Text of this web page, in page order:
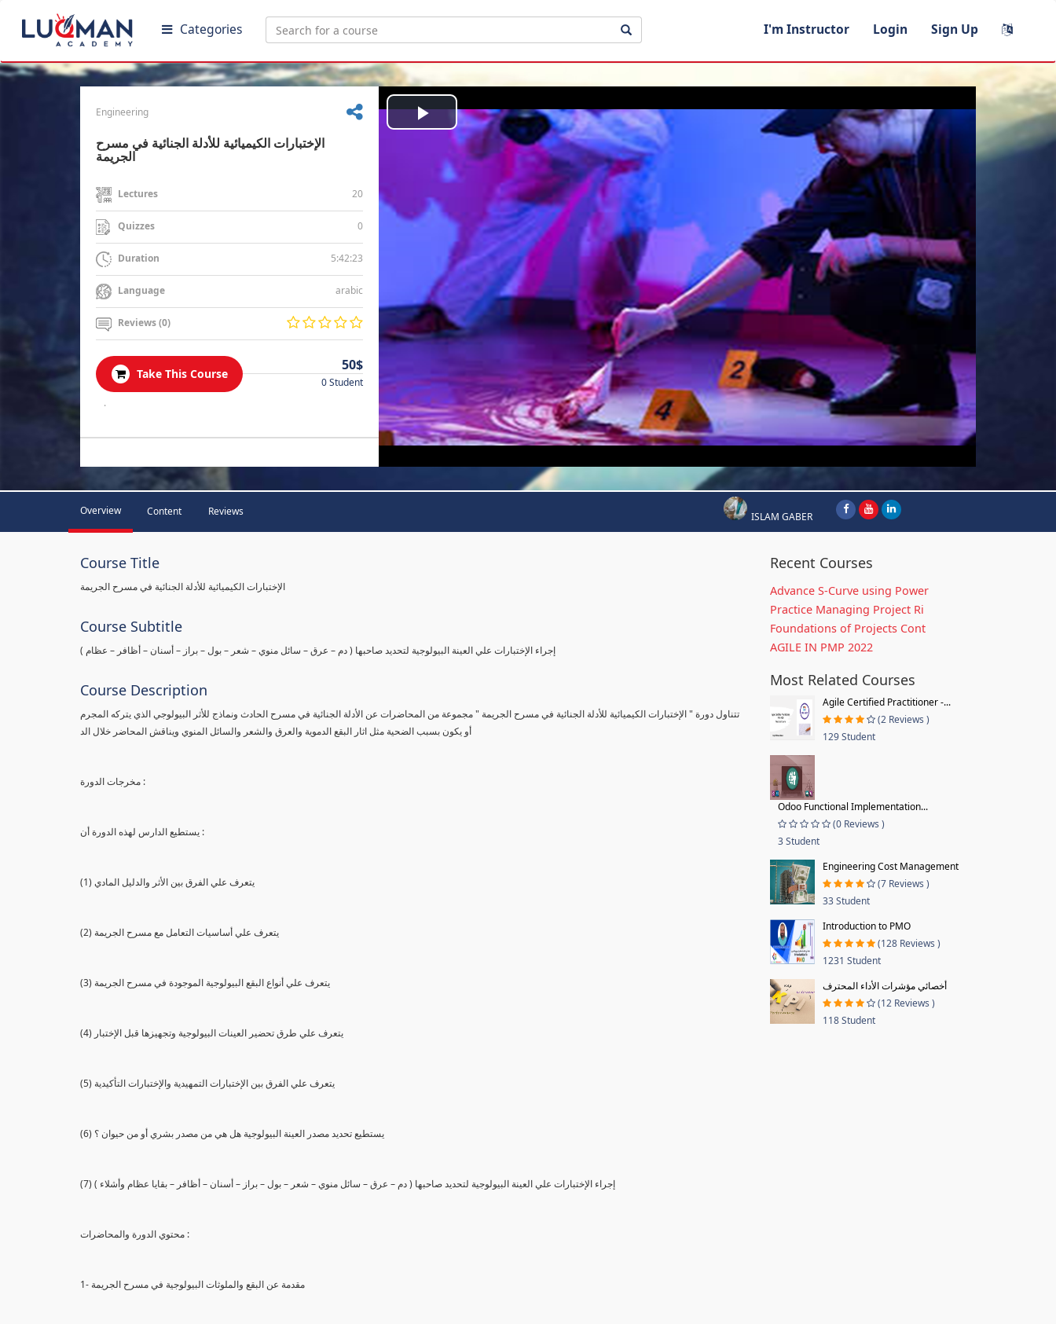
Categories I'm Instructor Login Sign Up
Engineering
الإختبارات الكيميائية للأدلة الجنائية في مسرح
الجريمة
Lectures 20
Quizzes 0
Duration 5:42:23
Language arabic
Reviews (0)
Take This Course
50$
0 Student
.
Play
Video
Overview Content Reviews ISLAM GABER
Course Title
الإختبارات الكيميائية للأدلة الجنائية في مسرح الجريمة
Course Subtitle
( إجراء الإختبارات علي العينة البيولوجية لتحديد صاحبها ( دم – عرق – سائل منوي – شعر – بول – براز – أسنان – أظافر – عظام
Course Description
تتناول دورة " الإختبارات الكيميائية للأدلة الجنائية في مسرح الجريمة " مجموعة من المحاضرات عن الأدلة الجنائية في مسرح الحادث ونماذج للأثر البيولوجي الذي يتركه المجرم
أو يكون بسبب الضحية مثل اثار البقع الدموية والعرق والشعر والسائل المنوي ويناقش المحاضر خلال الد
مخرجات الدورة :
يستطيع الدارس لهذه الدورة أن :
(1) يتعرف علي الفرق بين الأثر والدليل المادي
(2) يتعرف علي أساسيات التعامل مع مسرح الجريمة
(3) يتعرف علي أنواع البقع البيولوجية الموجودة في مسرح الجريمة
(4) يتعرف علي طرق تحضير العينات البيولوجية وتجهيزها قبل الإختبار
(5) يتعرف علي الفرق بين الإختبارات التمهيدية والإختبارات التأكيدية
(6) يستطيع تحديد مصدر العينة البيولوجية هل هي من مصدر بشري أو من حيوان ؟
(7) إجراء الإختبارات علي العينة البيولوجية لتحديد صاحبها ( دم – عرق – سائل منوي – شعر – بول – براز – أسنان – أظافر – بقايا عظام وأشلاء )
محتوي الدورة والمحاضرات :
1- مقدمة عن البقع والملوثات البيولوجية في مسرح الجريمة
Recent Courses
Advance S-Curve using Power
Practice Managing Project Ri
Foundations of Projects Cont
AGILE IN PMP 2022
Most Related Courses
Agile Certified Practitioner -...
(2 Reviews )
129 Student
Odoo Functional Implementation...
(0 Reviews )
3 Student
Engineering Cost Management
(7 Reviews )
33 Student
Introduction to PMO
(128 Reviews )
1231 Student
أخصائي مؤشرات الأداء المحترف
(12 Reviews )
118 Student